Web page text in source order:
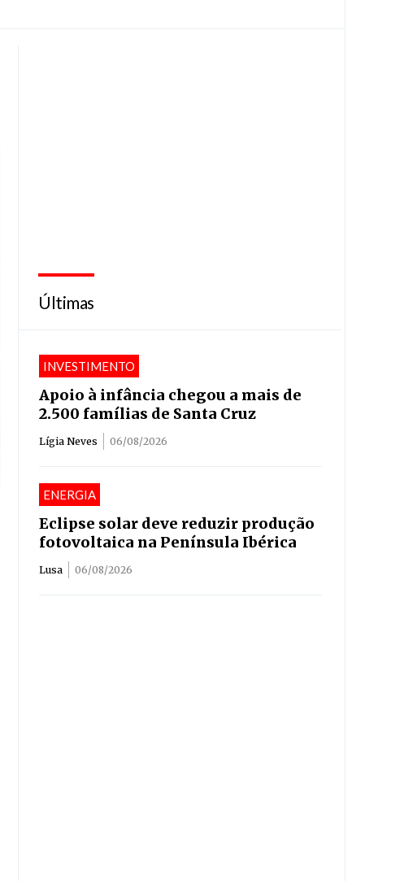
Últimas
INVESTIMENTO
Apoio à infância chegou a mais de
2.500 famílias de Santa Cruz
Lígia Neves 06/08/2026
ENERGIA
Eclipse solar deve reduzir produção
fotovoltaica na Península Ibérica
Lusa 06/08/2026